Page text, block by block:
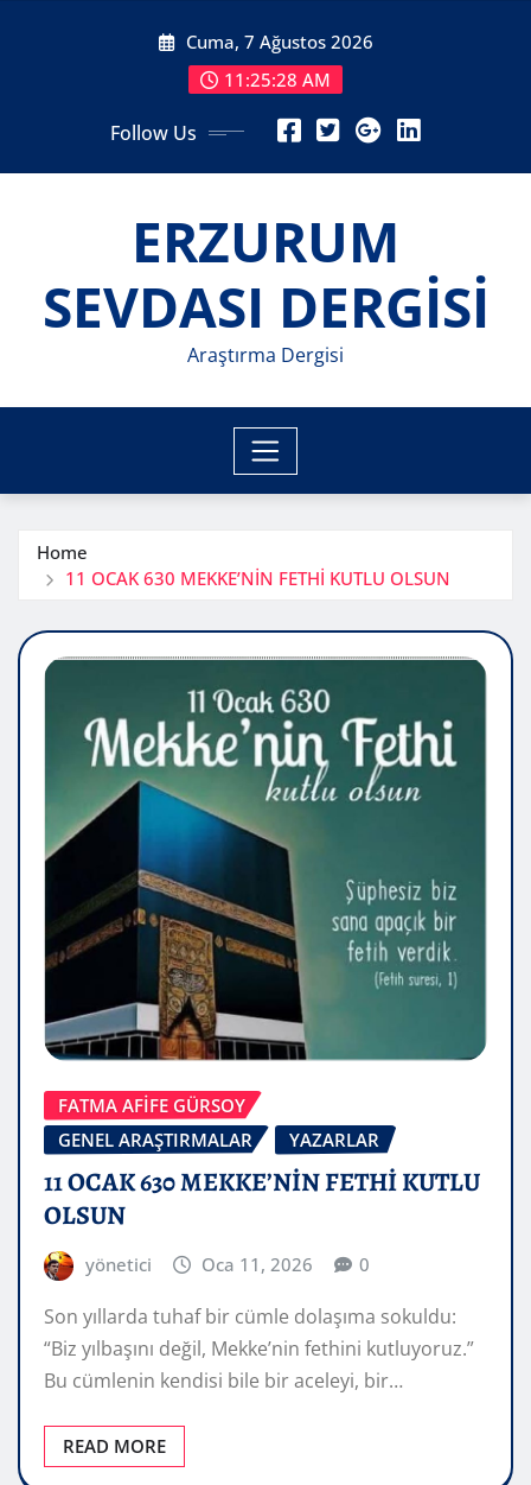
Cuma, 7 Ağustos 2026
11:25:30 AM
Follow Us
ERZURUM
SEVDASI DERGİSİ
Araştırma Dergisi
Home
11 OCAK 630 MEKKE’NİN FETHİ KUTLU OLSUN
FATMA AFİFE GÜRSOY
GENEL ARAŞTIRMALAR
YAZARLAR
11 OCAK 630 MEKKE’NİN FETHİ KUTLU
OLSUN
yönetici Oca 11, 2026 0
Son yıllarda tuhaf bir cümle dolaşıma sokuldu:
“Biz yılbaşını değil, Mekke’nin fethini kutluyoruz.”
Bu cümlenin kendisi bile bir aceleyi, bir…
READ MORE